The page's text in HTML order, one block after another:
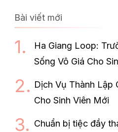
Bài viết mới
Ha Giang Loop:
Sống Vô Giá Cho
Dịch Vụ Thành Lập
Cho Sinh Viên Mới
Chuẩn bị tiệc đầy